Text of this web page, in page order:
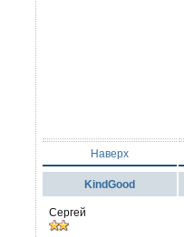
Наверх
KindGood
Сергей